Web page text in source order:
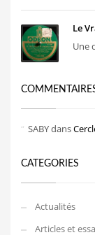
Le
Une
SABYdans
CATEGORIES
Actualités
Articles et